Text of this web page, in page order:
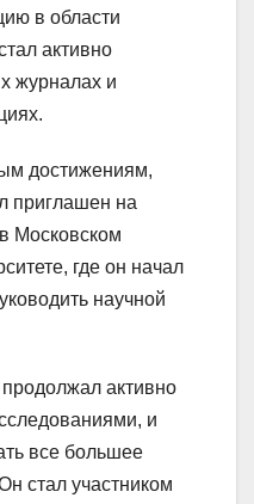
в области
активно
журналах и
достижениям,
приглашен на
Московском
где он начал
научной
активно
и
все большее
стал участником